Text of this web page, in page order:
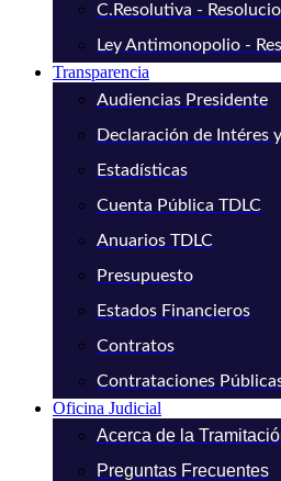
C.Resolutiva -
Ley Antimonopolio -
Transparencia
Audiencias Presidente
Declaración de Intéres
Estadísticas
Cuenta Pública TDLC
Anuarios TDLC
Presupuesto
Estados Financieros
Contratos
Contrataciones
Oficina Judicial
Acerca de la
Preguntas Frecuentes